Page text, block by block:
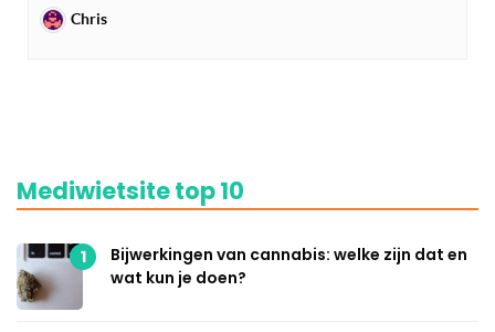
Chris
Mediwietsite top 10
1
Bijwerkingen van cannabis: welke zijn dat en
wat kun je doen?